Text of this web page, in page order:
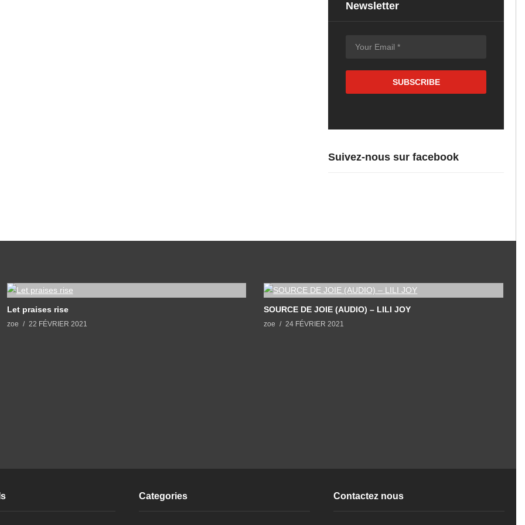
Newsletter
Suivez-nous sur facebook
Let praises rise
zoe 22 FÉVRIER 2021
SOURCE DE JOIE (AUDIO) – LILI JOY
zoe 24 FÉVRIER 2021
Categories Contactez nous